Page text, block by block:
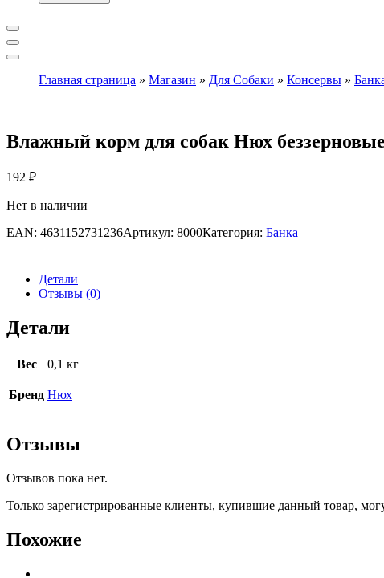
Главная страница » Магазин » Для Собаки » Консервы »
Влажный корм для собак Нюх
192 ₽
Нет в наличии
EAN: 4631152731236Артикул: 8000Категория: Банка
Детали
Отзывы (0)
Детали
Вес 0,1 кг
Бренд Нюх
Отзывы
Отзывов пока нет.
Только зарегистрированные клиенты, купившие данный товар,
Похожие